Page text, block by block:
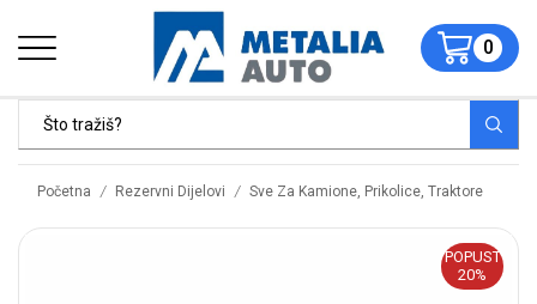
0
Početna / Rezervni Dijelovi / Sve Za Kamione, Prikolice, Traktore
POPUST
20%